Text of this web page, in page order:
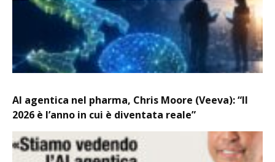
AI agentica nel pharma, Chris Moore (Veeva): “Il
2026 è l’anno in cui è diventata reale”